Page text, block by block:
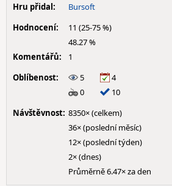
Hru přidal:
Bursoft
Hodnocení:
11 (25-75 %)
48.27 %
Komentářů:
1
Oblíbenost:
5
4
0
10
Návštěvnost: 8350× (celkem)
36× (poslední měsíc)
12× (poslední týden)
2× (dnes)
Průměrně 6.47× za den